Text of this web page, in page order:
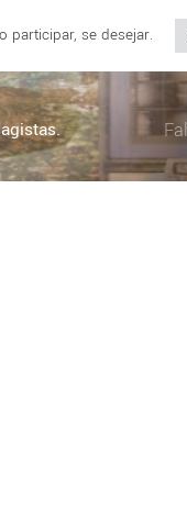
participar, se desejar.